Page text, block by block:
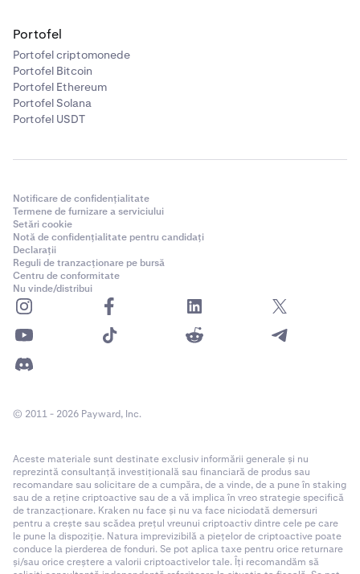
Portofel
Portofel criptomonede
Portofel Bitcoin
Portofel Ethereum
Portofel Solana
Portofel USDT
Notificare de confidențialitate
Termene de furnizare a serviciului
Setări cookie
Notă de confidențialitate pentru candidați
Declarații
Reguli de tranzacționare pe bursă
Centru de conformitate
Nu vinde/distribui
© 2011 - 2026 Payward, Inc.
Aceste materiale sunt destinate exclusiv informării generale și nu
reprezintă consultanță investițională sau financiară de produs sau
recomandare sau solicitare de a cumpăra, de a vinde, de a pune în staking
sau de a reține criptoactive sau de a vă implica în vreo strategie specifică
de tranzacționare. Kraken nu face și nu va face niciodată demersuri
pentru a crește sau scădea prețul vreunui criptoactiv dintre cele pe care
le pune la dispoziție. Natura imprevizibilă a piețelor de criptoactive poate
conduce la pierderea de fonduri. Se pot aplica taxe pentru orice returnare
și/sau orice creștere a valorii criptoactivelor tale. Îți recomandăm să